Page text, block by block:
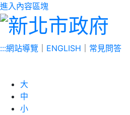
進入內容區塊
:::網站導覽 ENGLISH 常見問答
大
中
小